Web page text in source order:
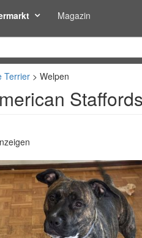
Magazin
Terrier Welpen